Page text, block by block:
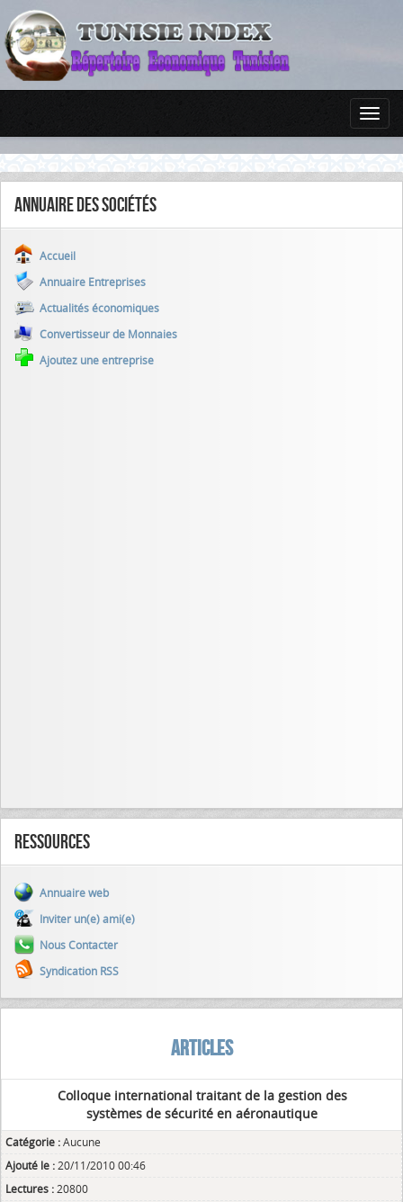
Annuaire des sociétés
Accueil
Annuaire Entreprises
Actualités économiques
Convertisseur de Monnaies
Ajoutez une entreprise
Ressources
Annuaire web
Inviter un(e) ami(e)
Nous Contacter
Syndication RSS
ARTICLES
Colloque international traitant de la gestion des
systèmes de sécurité en aéronautique
Catégorie :Aucune
Ajouté le : 20/11/2010 00:46
Lectures : 20800